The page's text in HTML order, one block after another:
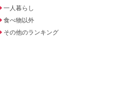
一人暮らし
食べ物以外
その他のランキング